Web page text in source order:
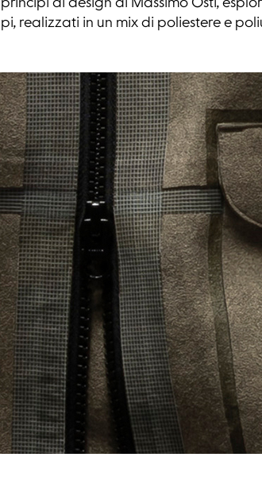
di design di Massimo Osti,
realizzati in un mix di poliestere e